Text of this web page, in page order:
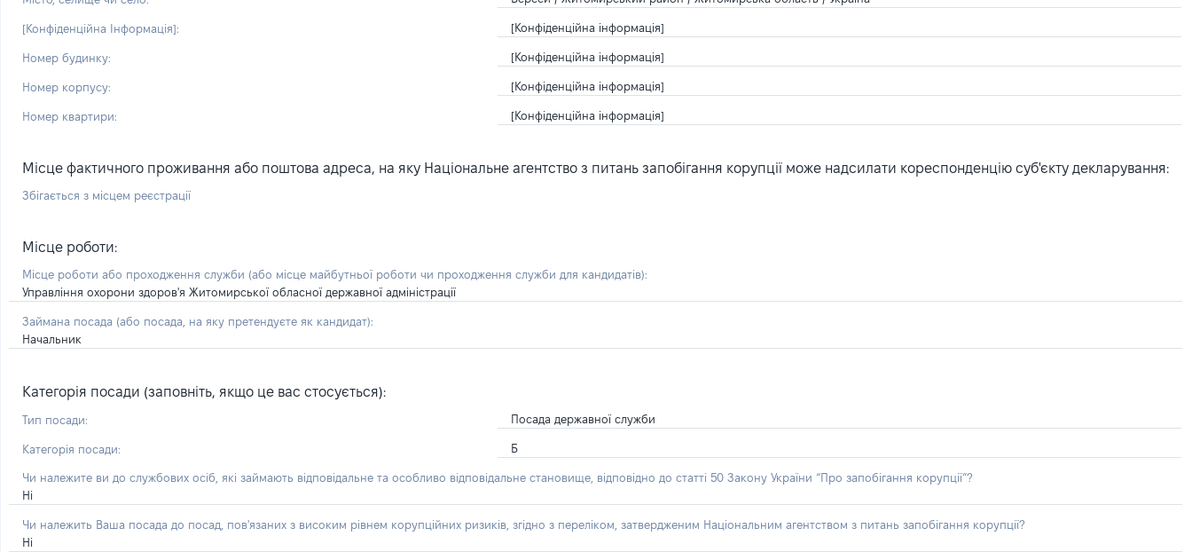
[Конфіденційна Інформація]: [Конфіденційна інформація]
Номер будинку: [Конфіденційна інформація]
Номер корпусу: [Конфіденційна інформація]
Номер квартири: [Конфіденційна інформація]
Місце фактичного проживання або поштова адреса, на яку Національне агентство з питань запобігання корупції може надсилати кореспонденцію суб'єкту декларування:
Збігається з місцем реєстрації
Місце роботи:
Місце роботи або проходження служби (або місце майбутньої роботи чи проходження служби для кандидатів):
Управління охорони здоров'я Житомирської обласної державної адміністрації
Займана посада (або посада, на яку претендуєте як кандидат):
Начальник
Категорія посади (заповніть, якщо це вас стосується):
Тип посади: Посада державної служби
Категорія посади: Б
Чи належите ви до службових осіб, які займають відповідальне та особливо відповідальне становище, відповідно до статті 50 Закону України “Про запобігання корупції”?
Ні
Чи належить Ваша посада до посад, пов'язаних з високим рівнем корупційних ризиків, згідно з переліком, затвердженим Національним агентством з питань запобігання корупції?
Ні